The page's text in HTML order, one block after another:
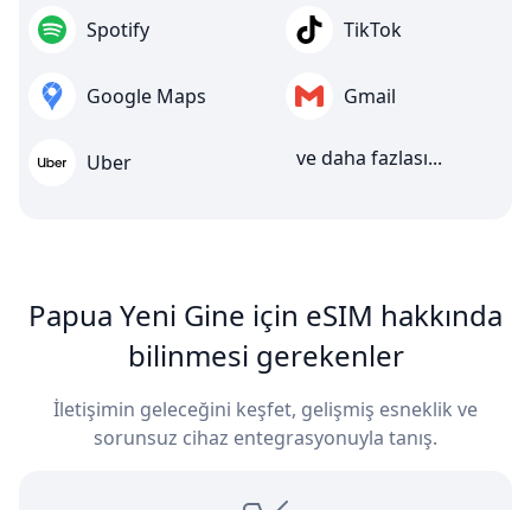
Spotify TikTok
Google Maps Gmail
Uber ve daha fazlası...
Papua Yeni Gine için eSIM hakkında
bilinmesi gerekenler
İletişimin geleceğini keşfet, gelişmiş esneklik ve
sorunsuz cihaz entegrasyonuyla tanış.